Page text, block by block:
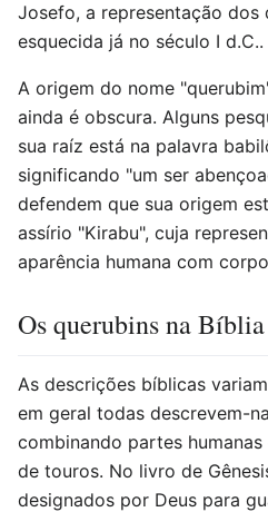
Josefo, a representação dos
esquecida já no século I d.C..
A origem do nome
ainda é obscura. Alguns
sua raíz está na palavra
significando "um ser
defendem que sua origem
assírio "Kirabu", cuja
aparência humana com
Os querubins na Bíblia
As descrições bíblicas
em geral todas descrevem-
combinando partes
de touros. No livro de
designados por Deus para